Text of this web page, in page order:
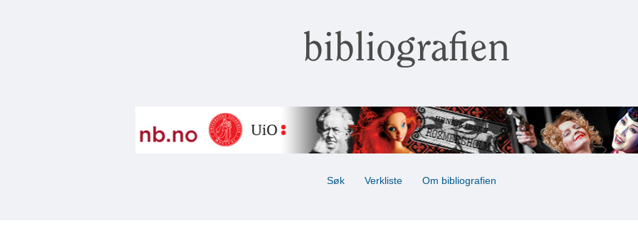
bibliografien
Søk Verkliste Om bibliografien